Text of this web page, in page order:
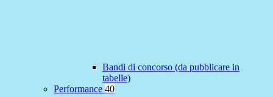
Bandi di concorso (da pubblicare in
tabelle)
Performance 40